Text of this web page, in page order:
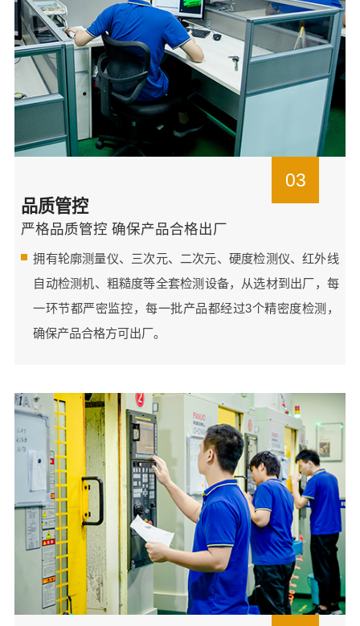
03
品质管控
严格品质管控 确保产品合格出厂
拥有轮廓测量仪、三次元、二次元、硬度检测仪、红外线
自动检测机、粗糙度等全套检测设备，从选材到出厂，每
一环节都严密监控，每一批产品都经过3个精密度检测，
确保产品合格方可出厂。